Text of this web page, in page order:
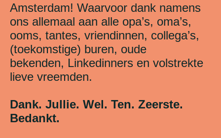
Amsterdam! Waarvoor dank namens
ons allemaal aan alle opa’s, oma’s,
ooms, tantes, vriendinnen, collega’s,
(toekomstige) buren, oude
bekenden, Linkedinners en volstrekte
lieve vreemden.
Dank. Jullie. Wel. Ten. Zeerste.
Bedankt.